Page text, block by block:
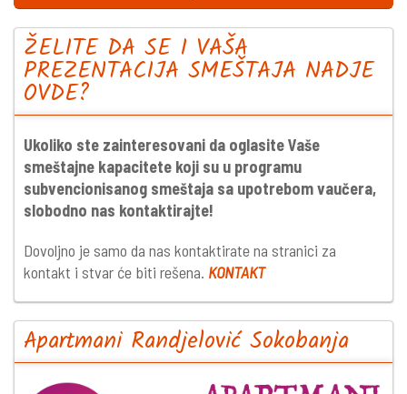
ŽELITE DA SE I VAŠA
PREZENTACIJA SMEŠTAJA NADJE
OVDE?
Ukoliko ste zainteresovani da oglasite Vaše
smeštajne kapacitete koji su u programu
subvencionisanog smeštaja sa upotrebom vaučera,
slobodno nas kontaktirajte!
Dovoljno je samo da nas kontaktirate na stranici za
kontakt i stvar će biti rešena. KONTAKT
Apartmani Randjelović Sokobanja